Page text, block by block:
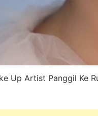
Up Artist Panggil Ke